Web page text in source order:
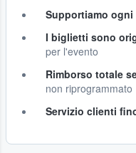
Supportiamo
I biglietti sono
per l'evento
Rimborso totale
non riprogrammato
Servizio clienti